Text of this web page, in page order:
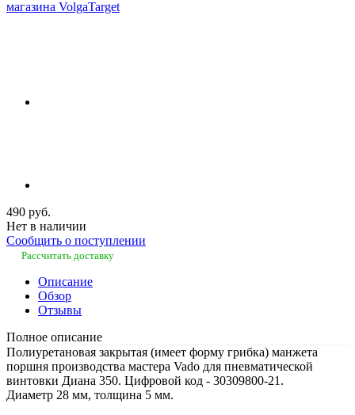
490 руб.
Нет в наличии
Сообщить о поступлении
Рассчитать доставку
Описание
Обзор
Отзывы
Полное описание
Полиуретановая закрытая (имеет форму грибка) манжета
поршня производства мастера Vado для пневматической
винтовки Диана 350. Цифровой код - 30309800-21.
Диаметр 28 мм, толщина 5 мм.